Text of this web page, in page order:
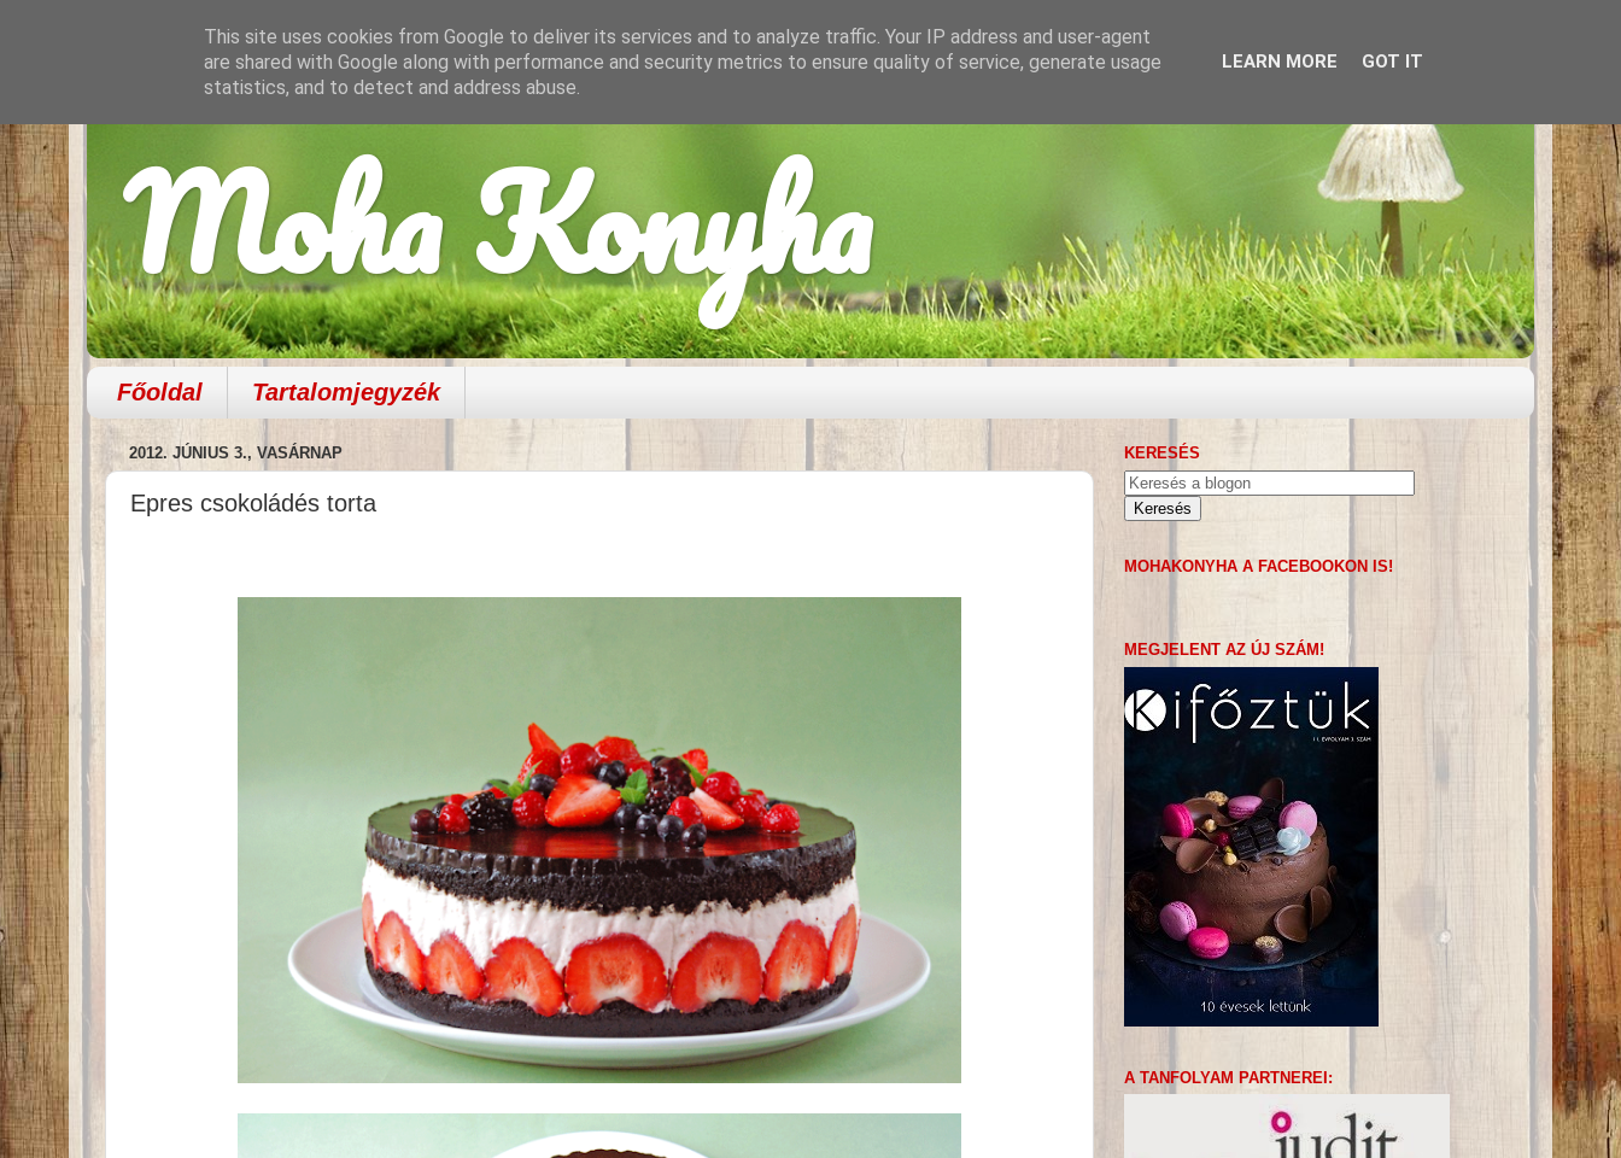
Moha Konyha
Főoldal Tartalomjegyzék
2012. JÚNIUS 3., VASÁRNAP
Epres csokoládés torta
KERESÉS
MOHAKONYHA A FACEBOOKON IS!
MEGJELENT AZ ÚJ SZÁM!
A TANFOLYAM PARTNEREI:
This site uses cookies from Google to deliver its services and to analyze traffic. Your IP address and user-agent
are shared with Google along with performance and security metrics to ensure quality of service, generate usage
statistics, and to detect and address abuse.
LEARN MORE GOT IT